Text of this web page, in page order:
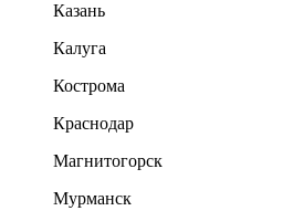
Казань
Калуга
Кострома
Краснодар
Магнитогорск
Мурманск